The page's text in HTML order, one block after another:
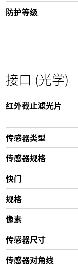
防护等级
接口 (光学)
红外截止滤光片
传感器类型
传感器规格
快门
规格
像素
传感器尺寸
传感器对角线